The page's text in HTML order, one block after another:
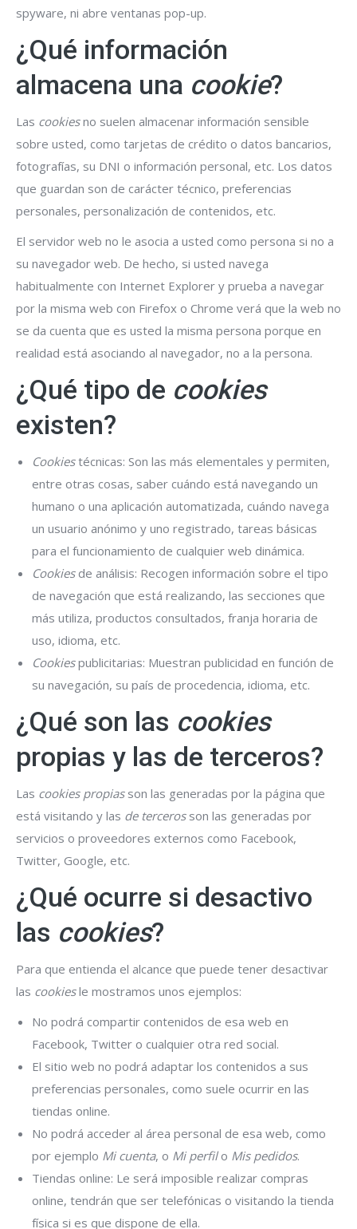
spyware, ni abre ventanas pop-up.
¿Qué información
almacena una cookie?
Las cookiesno suelen almacenar información sensible
sobre usted, como tarjetas de crédito o datos bancarios,
fotografías, su DNI o información personal, etc. Los datos
que guardan son de carácter técnico, preferencias
personales, personalización de contenidos, etc.
El servidor web no le asocia a usted como persona si no a
su navegador web. De hecho, si usted navega
habitualmente con Internet Explorer y prueba a navegar
por la misma web con Firefox o Chrome verá que la web no
se da cuenta que es usted la misma persona porque en
realidad está asociando al navegador, no a la persona.
¿Qué tipo de cookies
existen?
Cookiestécnicas: Son las más elementales y permiten,
entre otras cosas, saber cuándo está navegando un
humano o una aplicación automatizada, cuándo navega
un usuario anónimo y uno registrado, tareas básicas
para el funcionamiento de cualquier web dinámica.
Cookiesde análisis: Recogen información sobre el tipo
de navegación que está realizando, las secciones que
más utiliza, productos consultados, franja horaria de
uso, idioma, etc.
Cookiespublicitarias: Muestran publicidad en función de
su navegación, su país de procedencia, idioma, etc.
¿Qué son las cookies
propias y las de terceros?
Las cookies propiasson las generadas por la página que
está visitando y las de tercerosson las generadas por
servicios o proveedores externos como Facebook,
Twitter, Google, etc.
¿Qué ocurre si desactivo
las cookies?
Para que entienda el alcance que puede tener desactivar
las cookiesle mostramos unos ejemplos:
No podrá compartir contenidos de esa web en
Facebook, Twitter o cualquier otra red social.
El sitio web no podrá adaptar los contenidos a sus
preferencias personales, como suele ocurrir en las
tiendas online.
No podrá acceder al área personal de esa web, como
por ejemplo Mi cuenta, o Mi perfilo Mis pedidos.
Tiendas online: Le será imposible realizar compras
online, tendrán que ser telefónicas o visitando la tienda
física si es que dispone de ella.